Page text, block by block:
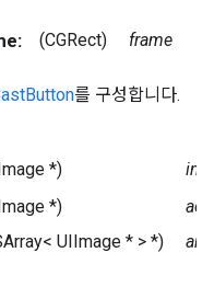
(CGRect) frame
를 구성합니다.
*)
*)
UIImage * > *)